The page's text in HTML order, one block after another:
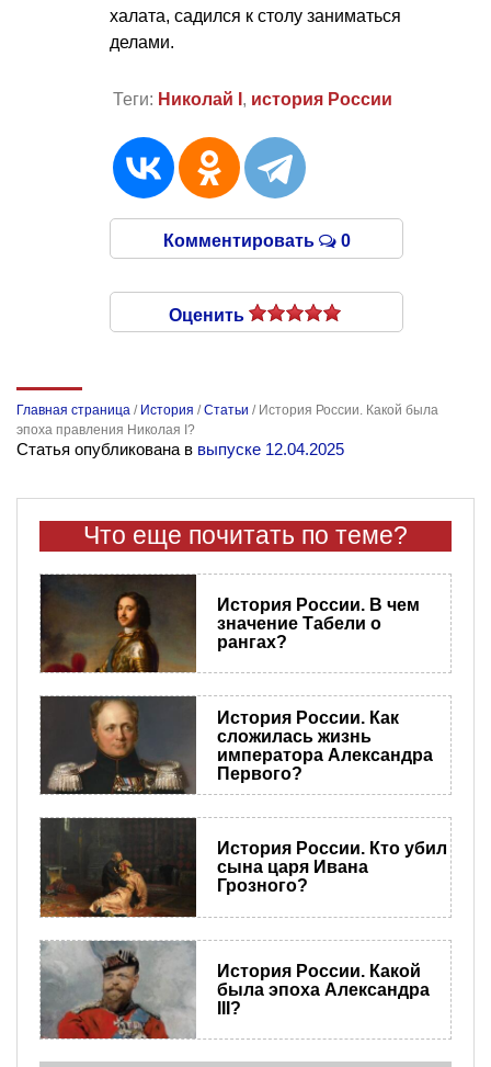
халата, садился к столу заниматься
делами.
Теги: Николай I , история России
Комментировать 0
Оценить
Главная страница / История /Статьи / История России. Какой была
эпоха правления Николая I?
Статья опубликована в выпуске 12.04.2025
Что еще почитать по теме?
История России. В чем
значение Табели о
рангах?
История России. Как
сложилась жизнь
императора Александра
Первого?
История России. Кто убил
сына царя Ивана
Грозного?
История России. Какой
была эпоха Александра
III?